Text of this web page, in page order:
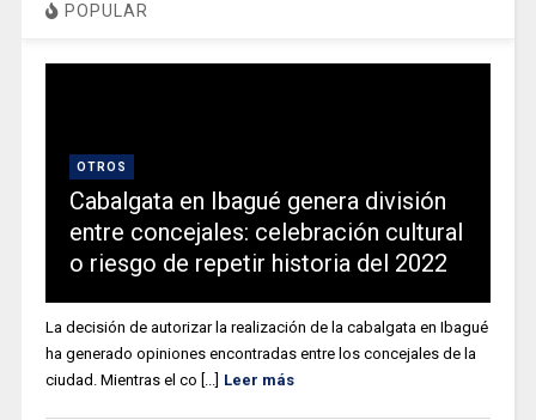
POPULAR
OTROS
Cabalgata en Ibagué genera división
entre concejales: celebración cultural
o riesgo de repetir historia del 2022
La decisión de autorizar la realización de la cabalgata en Ibagué
ha generado opiniones encontradas entre los concejales de la
ciudad. Mientras el co [...] Leer más